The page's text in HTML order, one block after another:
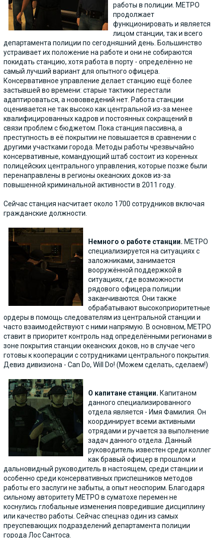
работы в полиции. МЕТРО
продолжает
функционировать и является
лицом станции, так и всего
департамента полиции по сегодняшний день. Большинство
устраивает их положение на работе и они не собираются
покидать станцию, хотя работа в порту - определённо не
самый лучший вариант для опытного офицера.
Консервативное управление делает станцию ещё более
застывшей во времени: старые тактики перестали
адаптироваться, а нововведений нет. Работа станции
оценивается не так высоко как центральной из-за менее
квалифицированных кадров и постоянных сокращений в
связи проблем с бюджетом. Пока станция пассивна, а
преступность в её покрытии не повышается в сравнении с
другими участками города. Методы работы чрезвычайно
консервативные, командующий штаб состоит из коренных
полицейских центрального управления, которые позже были
перенаправлены в регионы океанских доков из-за
повышенной криминальной активности в 2011 году.
Сейчас станция насчитает около 1700 сотрудников включая
гражданские должности.
Немного о работе станции. МЕТРО
специализируется на ситуациях с
заложниками, занимается
вооружённой поддержкой в
ситуациях, где возможности
рядового офицера полиции
заканчиваются. Они также
обрабатывают высокоприоритетные
ордеры в помощь следователям из центральной станции и
часто взаимодействуют с ними напрямую. В основном, МЕТРО
ставит в приоритет контроль над определёнными регионами в
зоне покрытия станции океанских доков, но в случае чего
готовы к кооперации с сотрудниками центрального покрытия.
Девиз дивизиона - Can Do, Will Do! (Можем сделать, сделаем!)
О капитане станции. Капитаном
данного специализированного
отдела является - Имя Фамилия. Он
координирует всеми активными
отрядами и ручается за выполнение
задач данного отдела. Данный
руководитель известен среди коллег
как бравый офицер в прошлом и
дальновидный руководитель в настоящем, среди станции и
особенно среди консервативных приспешников методов
работы его заслуги не забыты, а опыт неоспорим. Благодаря
сильному авторитету МЕТРО в суматохе перемен не
коснулись глобальные изменения повредившие дисциплину
или качество работы. Сейчас спецназ один из самых
преуспевающих подразделений департамента полиции
города Лос Сантоса.